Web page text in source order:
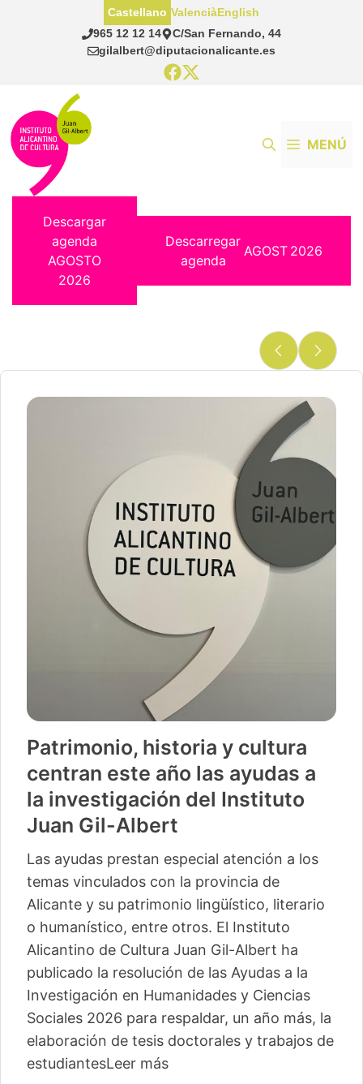
965 12 12 14
C/San Fernando, 44
gilalbert@diputacionalicante.es
Castellano ValenciàEnglish
MENÚ
Descargar
agenda
AGOSTO
2026
Descarregar
agenda
AGOST 2026
Patrimonio, historia y cultura
centran este año las ayudas a
la investigación del Instituto
Juan Gil-Albert
Las ayudas prestan especial atención a los
temas vinculados con la provincia de
Alicante y su patrimonio lingüístico, literario
o humanístico, entre otros. El Instituto
Alicantino de Cultura Juan Gil-Albert ha
publicado la resolución de las Ayudas a la
Investigación en Humanidades y Ciencias
Sociales 2026 para respaldar, un año más, la
elaboración de tesis doctorales y trabajos de
estudiantesLeer más